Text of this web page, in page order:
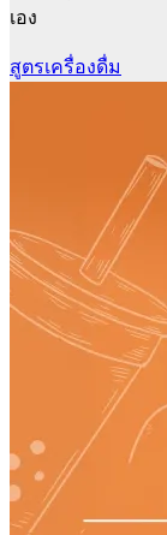
เอง
สูตรเครื่องดื่ม